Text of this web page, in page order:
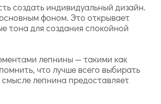
создать индивидуальный дизайн.
фоном. Это открывает
тона для создания спокойной
лепнины — такими как
что лучше всего выбирать
лепнина предоставляет